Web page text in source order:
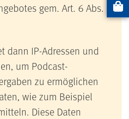
gem. Art. 6 Abs. 1
dann IP-Adressen und
um Podcast-
zu ermöglichen
wie zum Beispiel
Diese Daten
Artikel